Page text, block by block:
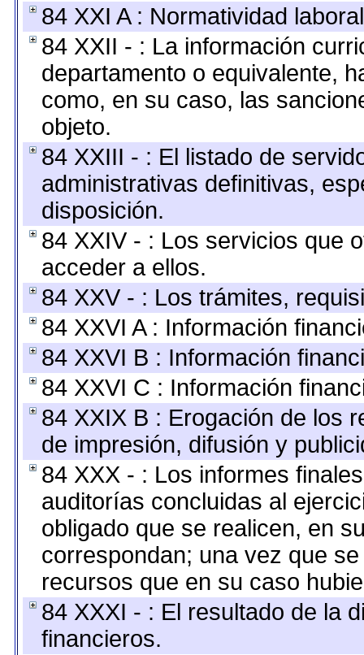
84 XXI A : Normatividad
84 XXII - : La información
departamento o equivalente,
como, en su caso, las
objeto.
84 XXIII - : El listado de
administrativas definitivas,
disposición.
84 XXIV - : Los servicios que
acceder a ellos.
84 XXV - : Los trámites,
84 XXVI A : Información
84 XXVI B : Información
84 XXVI C : Información
84 XXIX B : Erogación de los
de impresión, difusión y
84 XXX - : Los informes
auditorías concluidas al
obligado que se realicen, en
correspondan; una vez que
recursos que en su caso
84 XXXI - : El resultado de la
financieros.